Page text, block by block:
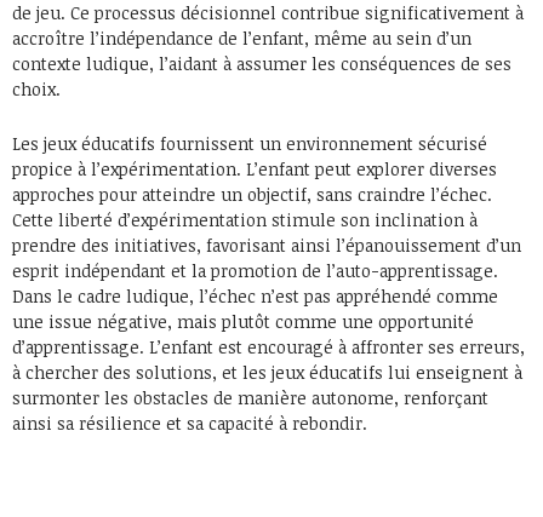
de jeu. Ce processus décisionnel contribue significativement à
accroître l’indépendance de l’enfant, même au sein d’un
contexte ludique, l’aidant à assumer les conséquences de ses
choix.
Les jeux éducatifs fournissent un environnement sécurisé
propice à l’expérimentation. L’enfant peut explorer diverses
approches pour atteindre un objectif, sans craindre l’échec.
Cette liberté d’expérimentation stimule son inclination à
prendre des initiatives, favorisant ainsi l’épanouissement d’un
esprit indépendant et la promotion de l’auto-apprentissage.
Dans le cadre ludique, l’échec n’est pas appréhendé comme
une issue négative, mais plutôt comme une opportunité
d’apprentissage. L’enfant est encouragé à affronter ses erreurs,
à chercher des solutions, et les jeux éducatifs lui enseignent à
surmonter les obstacles de manière autonome, renforçant
ainsi sa résilience et sa capacité à rebondir.